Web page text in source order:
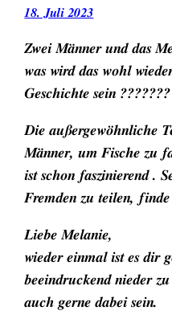
18. Juli 2023
Zwei Männer und das
was wird das wohl
Geschichte sein ???????
Die außergewöhnliche
Männer, um Fische zu
ist schon faszinierend .
Fremden zu teilen,
Liebe Melanie,
wieder einmal ist es dir
beeindruckend nieder
auch gerne dabei sein.